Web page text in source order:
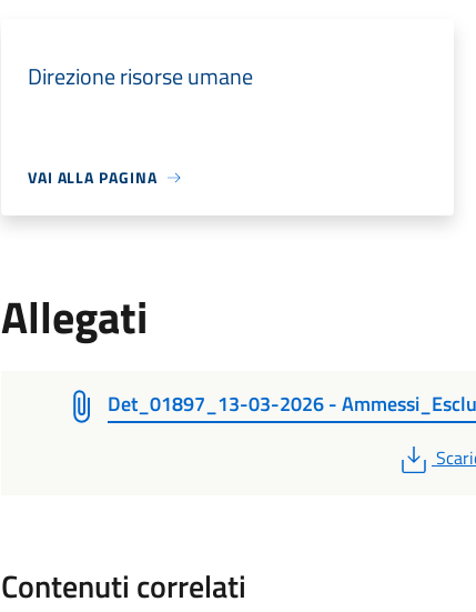
Direzione risorse umane
VAI ALLA PAGINA
Allegati
Det_01897_13-03-2026 -
PDF
Contenuti correlati